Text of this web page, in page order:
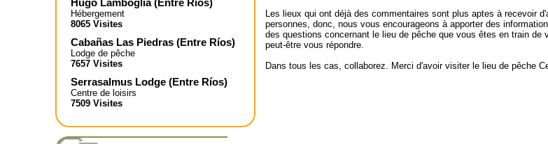
Hugo Lamboglia(Entre Ríos)
Hébergement
8065 Visites
Cabañas Las Piedras (Entre Ríos)
Lodge de pêche
7657 Visites
Serrasalmus Lodge (Entre Ríos)
Centre de loisirs
7509 Visites
Les lieux qui ont déjà des commentaires sont plus aptes à recevoir
personnes, donc, nous vous encourageons à apporter des
des questions concernant le lieu de pêche que vous êtes en train de
peut-être vous répondre.
Dans tous les cas, collaborez. Merci d'avoir visiter le lieu de pêche